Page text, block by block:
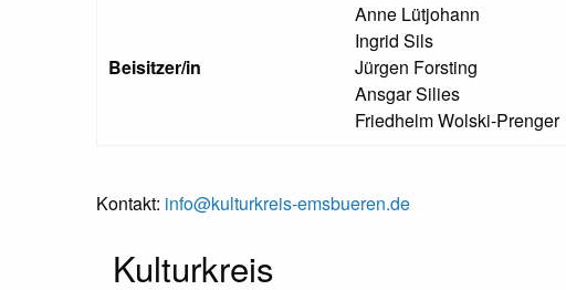
Beisitzer/in
Anne Lütjohann
Ingrid Sils
Jürgen Forsting
Ansgar Silies
Friedhelm Wolski-Prenger
Kontakt: info@kulturkreis-emsbueren.de
Kulturkreis